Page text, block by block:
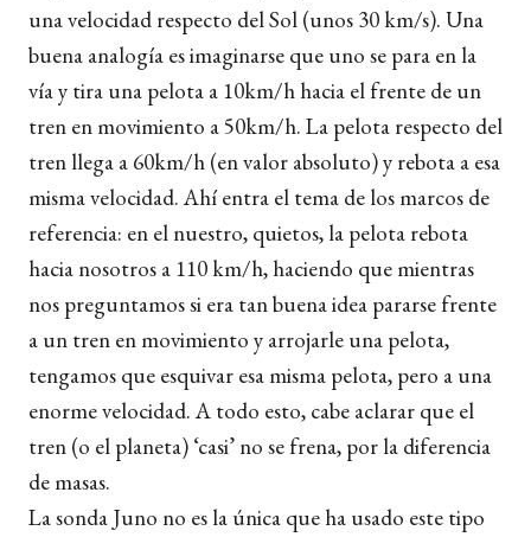
una velocidad respecto del Sol (unos 30 km/s). Una
buena analogía es imaginarse que uno se para en la
vía y tira una pelota a 10km/h hacia el frente de un
tren en movimiento a 50km/h. La pelota respecto del
tren llega a 60km/h (en valor absoluto) y rebota a esa
misma velocidad. Ahí entra el tema de los marcos de
referencia: en el nuestro, quietos, la pelota rebota
hacia nosotros a 110 km/h, haciendo que mientras
nos preguntamos si era tan buena idea pararse frente
a un tren en movimiento y arrojarle una pelota,
tengamos que esquivar esa misma pelota, pero a una
enorme velocidad. A todo esto, cabe aclarar que el
tren (o el planeta) ‘casi’ no se frena, por la diferencia
de masas.
La sonda Juno no es la única que ha usado este tipo